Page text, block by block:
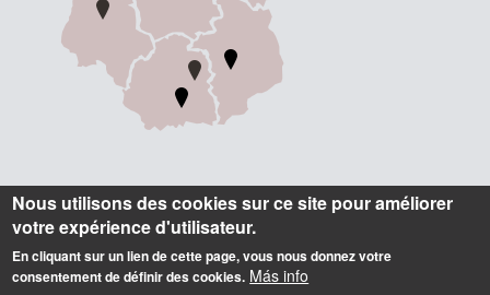
Informations
Contact
Accueil
Nous utilisons des cookies sur ce site pour améliorer
votre expérience d'utilisateur.
En cliquant sur un lien de cette page, vous nous donnez votre
consentement de définir des cookies. Más info